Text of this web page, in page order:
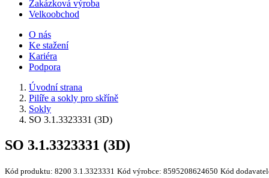
Zakázková výroba
Velkoobchod
O nás
Ke stažení
Kariéra
Podpora
Úvodní strana
Pilíře a sokly pro skříně
Sokly
SO 3.1.3323331 (3D)
SO 3.1.3323331 (3D)
Kód produktu: 8200 3.1.3323331 Kód výrobce: 8595208624650 Kód